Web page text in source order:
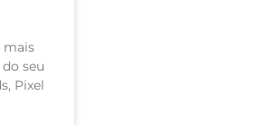
mais
seu
Pixel